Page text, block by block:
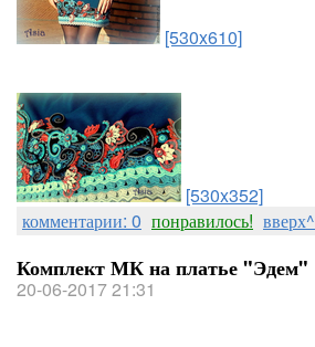
[530x610]
[530x352]
комментарии: 0 понравилось! вверх^
Комплект МК на платье "Эдем"
20-06-2017 21:31